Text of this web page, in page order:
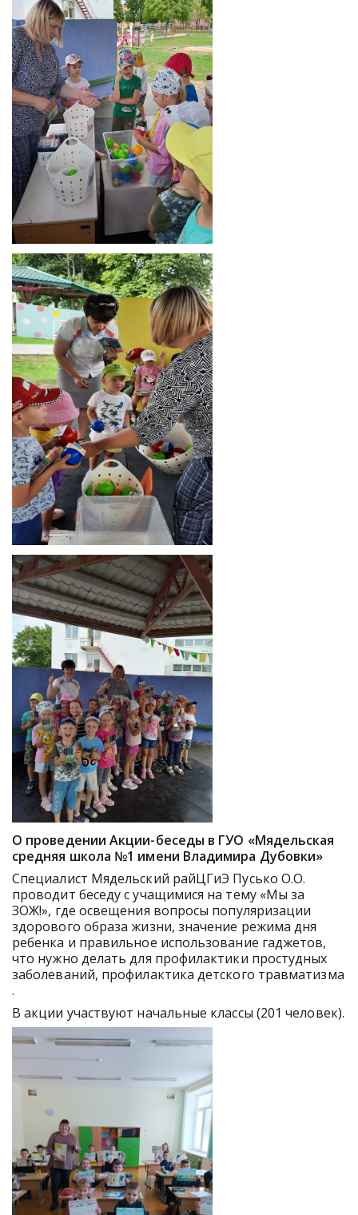
О проведении Акции-беседы в ГУО «Мядельская
средняя школа №1 имени Владимира Дубовки»
Специалист Мядельский райЦГиЭ Пусько О.О.
проводит беседу с учащимися на тему «Мы за
ЗОЖ!», где освещения вопросы популяризации
здорового образа жизни, значение режима дня
ребенка и правильное использование гаджетов,
что нужно делать для профилактики простудных
заболеваний, профилактика детского травматизма
.
В акции участвуют начальные классы (201 человек).